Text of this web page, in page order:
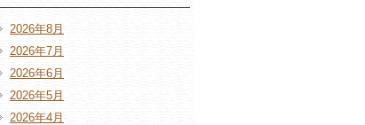
2026年8月
2026年7月
2026年6月
2026年5月
2026年4月